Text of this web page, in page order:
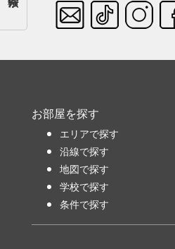
お部屋を探す
エリアで探す
沿線で探す
地図で探す
学校で探す
条件で探す